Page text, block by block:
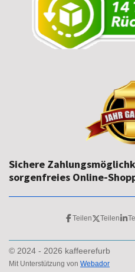
Sichere
sorgenfreies Online-
Teilen Teilen
© 2024 - 2026 kaffeerefurb
Mit Unterstützung von Webador